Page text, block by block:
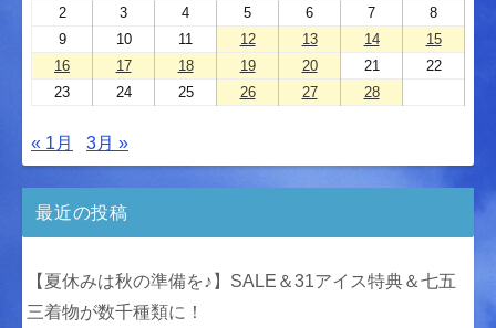
2
3 4 5 6 7
8
9
10 11 12 13 14
15
16
17 18 19 20 21
22
23
24 25 26 27 28
« 1月 3月 »
最近の投稿
【夏休みは秋の準備を♪】SALE＆31アイス特典＆七五
三着物が数千種類に！